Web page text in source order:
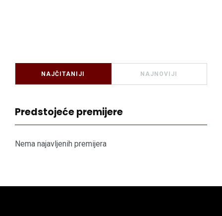
NAJČITANIJI NAJNOVIJI
Predstojeće premijere
Nema najavljenih premijera